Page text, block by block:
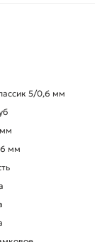
5/0,6 мм
мм